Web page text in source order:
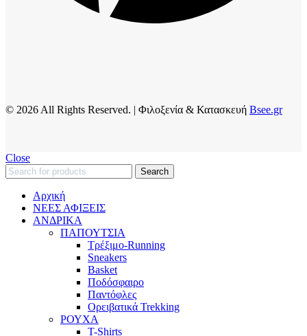
© 2026 All Rights Reserved. | Φιλοξενία & Κατασκευή Bsee.gr
Close
Search
Αρχική
ΝΕΕΣ ΑΦΙΞΕΙΣ
AΝΔΡΙΚΑ
ΠΑΠΟΥΤΣΙΑ
Τρέξιμο-Running
Sneakers
Basket
Ποδόσφαιρο
Παντόφλες
Ορειβατικά Trekking
ΡΟΥΧΑ
T-Shirts